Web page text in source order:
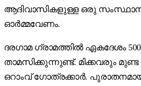
ആദിവാസികളുള്ള ഒരു
ഓർമ്മവേണം.
ദരഗാമ ഗ്രാമത്തിൽ ഏകദേശം
താമസിക്കുന്നുണ്ട്. മിക്കവരും
ഒറാംവ് ഗോത്രക്കാർ.